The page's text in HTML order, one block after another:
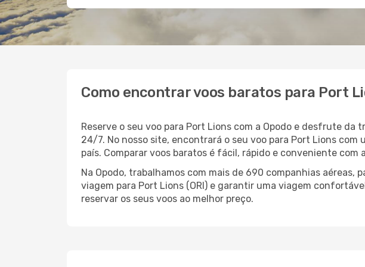
Como encontrar voos baratos para Port
Reserve o seu voo para Port Lions com a Opodo e desfrute
24/7. No nosso site, encontrará o seu voo para Port Lions
país. Comparar voos baratos é fácil, rápido e conveniente com
Na Opodo, trabalhamos com mais de 690 companhias aéreas,
viagem para Port Lions (ORI) e garantir uma viagem
reservar os seus voos ao melhor preço.